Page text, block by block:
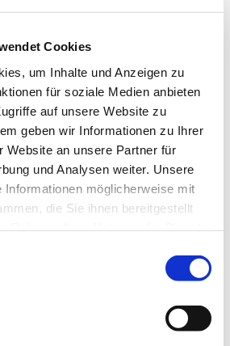
Cookies
um Inhalte und Anzeigen zu
für soziale Medien anbieten
auf unsere Website zu
geben wir Informationen zu Ihrer
Website an unsere Partner für
und Analysen weiter. Unsere
Informationen möglicherweise mit
die Sie ihnen bereitgestellt